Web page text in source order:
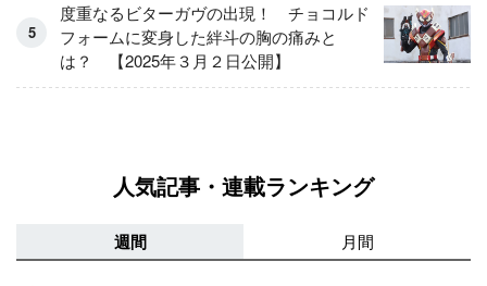
度重なるビターガヴの出現！ チョコルド
フォームに変身した絆斗の胸の痛みと
は？ 【2025年３月２日公開】
人気記事・連載ランキング
週間 月間